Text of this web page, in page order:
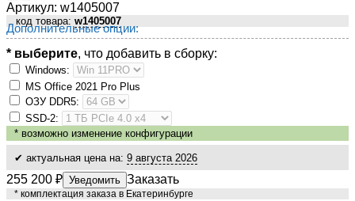
Артикул: w1405007
код товара: w1405007
Дополнительные опции:
* выберите, что добавить в сборку:
Windows:
MS Оffiсе 2021 Рrо Рlus
ОЗУ DDR5:
SSD-2:
* возможно изменение конфигурации
✔ актуальная цена на: 9 августа 2026
255 200 ₽ Уведомить Заказать
* комплектация заказа в Екатеринбурге